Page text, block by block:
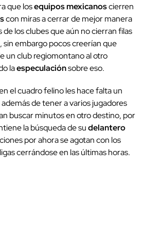
que losequipos mexicanoscierren
con miras a cerrar de mejor manera
los clubes que aún no cierran filas
, sin embargo pocos creerían que
un club regiomontano al otro
laespeculaciónsobre eso.
el cuadro felino les hace falta un
además de tener a varios jugadores
buscar minutos en otro destino, por
la búsqueda de sudelantero
por ahora se agotan con los
cerrándose en las últimas horas.